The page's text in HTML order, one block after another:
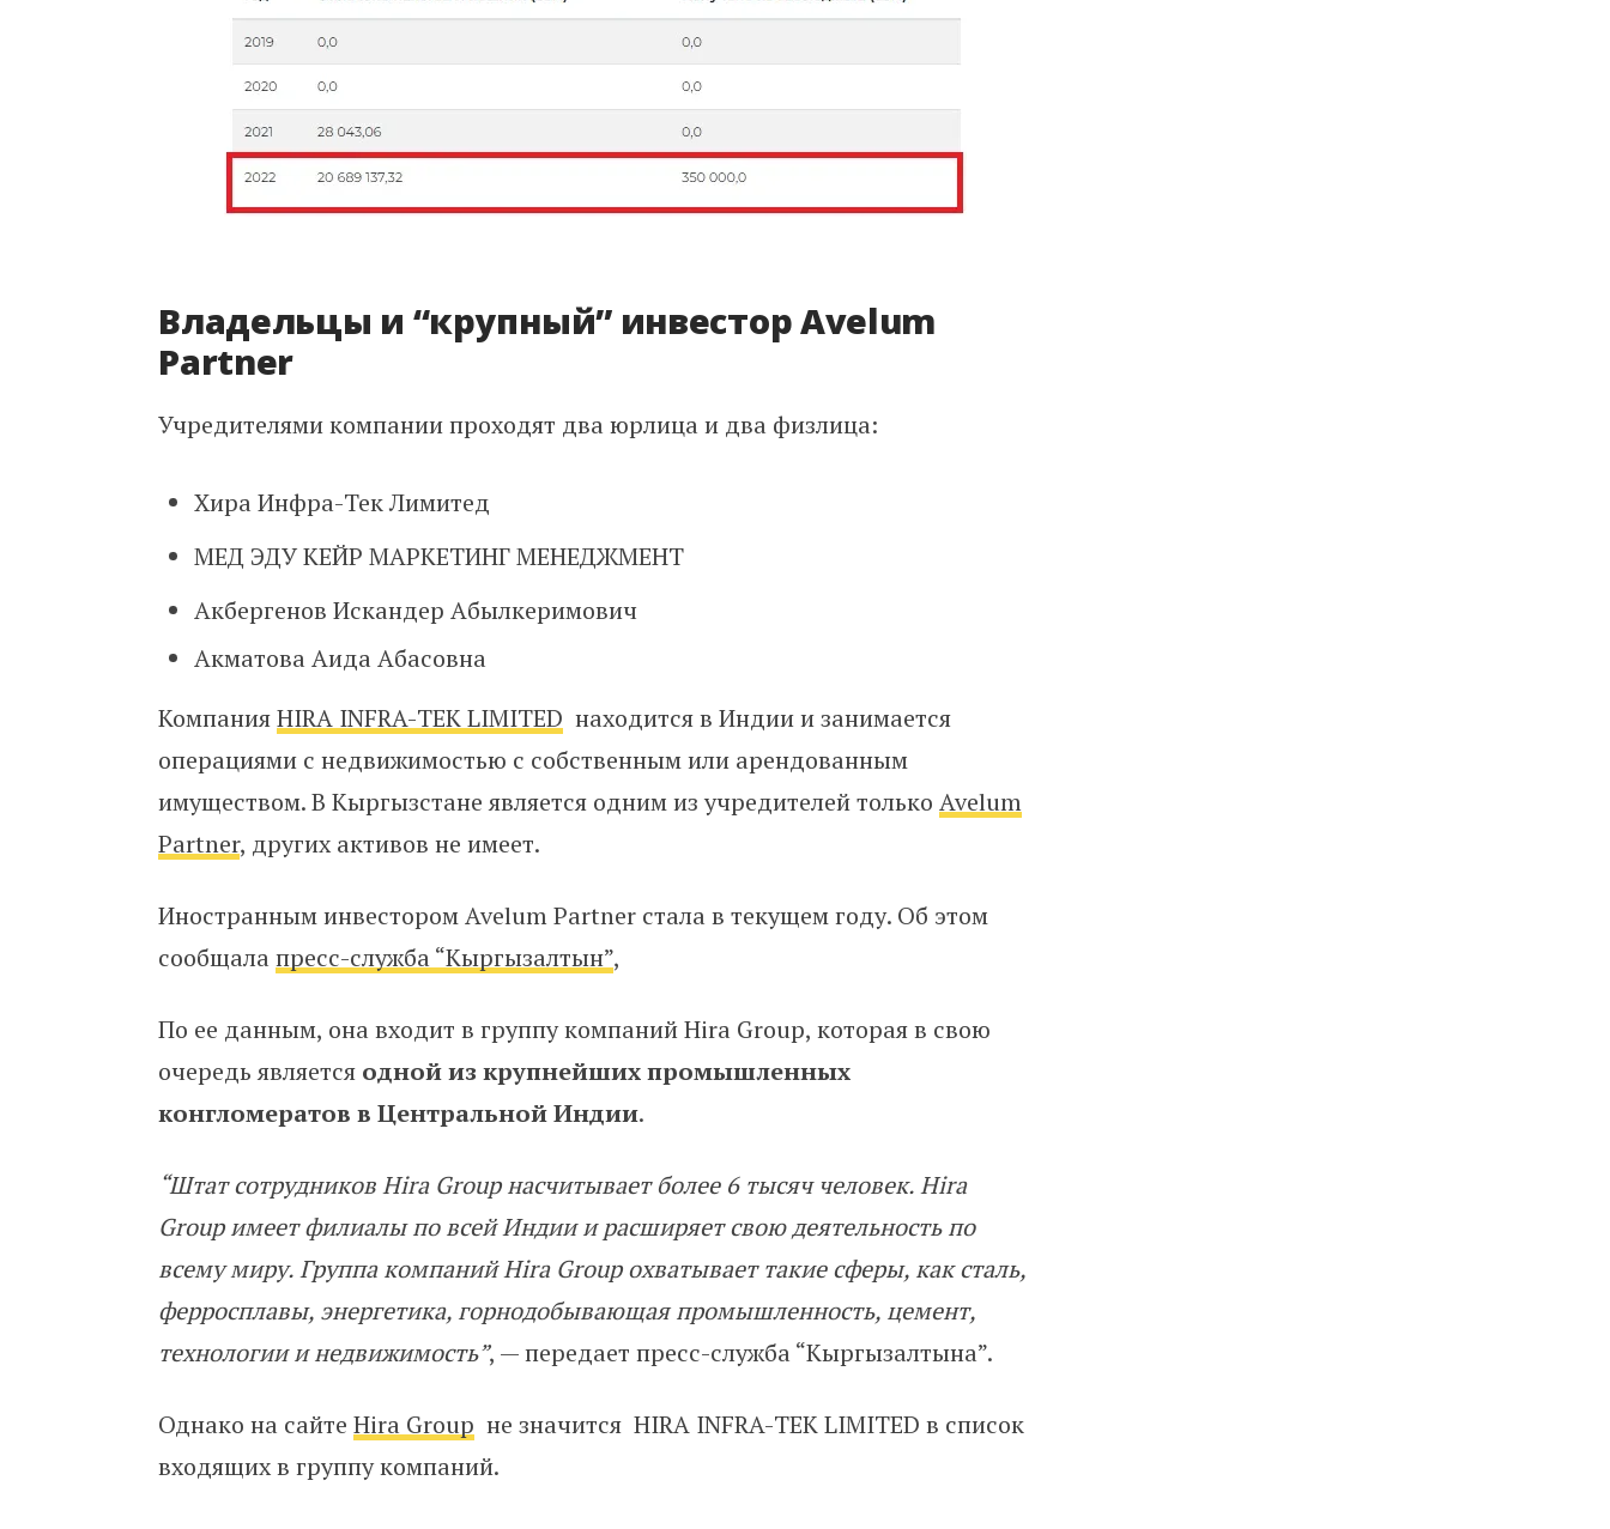
Владельцы и “крупный” инвесторAvelum
Partner
Учредителями компании проходят два юрлица и два физлица:
Хира Инфра-Тек Лимитед
МЕД ЭДУ КЕЙР МАРКЕТИНГ МЕНЕДЖМЕНТ
Акбергенов Искандер Абылкеримович
Акматова Аида Абасовна
КомпанияHIRA INFRA-ТЕК LIMITED находится в Индии изанимается
операциями с недвижимостью с собственным или арендованным
имуществом. В Кыргызстане является одним из учредителей толькоAvelum
Partner, других активов не имеет.
Иностранным инвестором Avelum Partner стала в текущем году. Об этом
сообщалапресс-служба “Кыргызалтын”,
По ее данным, она входит в группу компаний Hira Group, которая в свою
очередь является одной из крупнейших промышленных
конгломератов в Центральной Индии.
“Штат сотрудников Hira Group насчитывает более 6 тысяч человек. Hira
Group имеет филиалы по всей Индии и расширяет свою деятельность по
всему миру. Группа компаний Hira Group охватывает такие сферы, как сталь,
ферросплавы, энергетика, горнодобывающая промышленность, цемент,
технологии и недвижимость”, — передает пресс-служба “Кыргызалтына”.
Однако на сайтеHira Group не значится HIRA INFRA-ТЕК LIMITED в список
входящих в группу компаний.